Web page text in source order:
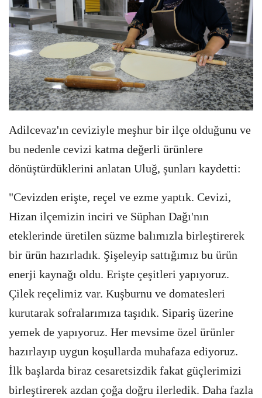
Adilcevaz'ın ceviziyle meşhur bir ilçe olduğunu ve
bu nedenle cevizi katma değerli ürünlere
dönüştürdüklerini anlatan Uluğ, şunları kaydetti:
"Cevizden erişte, reçel ve ezme yaptık. Cevizi,
Hizan ilçemizin inciri ve Süphan Dağı'nın
eteklerinde üretilen süzme balımızla birleştirerek
bir ürün hazırladık. Şişeleyip sattığımız bu ürün
enerji kaynağı oldu. Erişte çeşitleri yapıyoruz.
Çilek reçelimiz var. Kuşburnu ve domatesleri
kurutarak sofralarımıza taşıdık. Sipariş üzerine
yemek de yapıyoruz. Her mevsime özel ürünler
hazırlayıp uygun koşullarda muhafaza ediyoruz.
İlk başlarda biraz cesaretsizdik fakat güçlerimizi
birleştirerek azdan çoğa doğru ilerledik. Daha fazla